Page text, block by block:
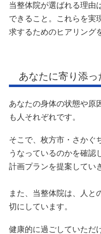
当整体院が選ばれる理由
できること。これらを実
求するためのヒアリング
あなたに寄り添
あなたの身体の状態や原
も人それぞれです。
そこで、枚方市・さかぐ
うなっているのかを確認
計画プランを提案してい
また、当整体院は、人と
切にしています。
健康的に過ごしていただ